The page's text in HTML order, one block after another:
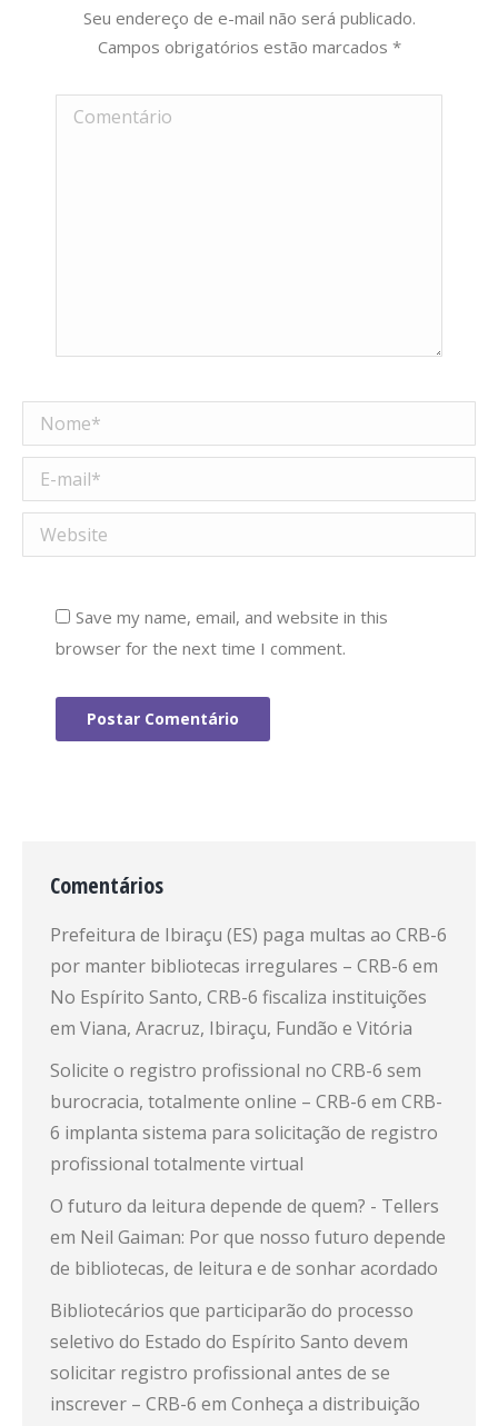
Seu endereço de e-mail não será publicado.
Campos obrigatórios estão marcados *
Comentário
Nome *
E-mail *
Website
Save my name, email, and website in this
browser for the next time I comment.
Postar Comentário
Comentários
Prefeitura de Ibiraçu (ES) paga multas ao CRB-6
por manter bibliotecas irregulares – CRB-6 em
No Espírito Santo, CRB-6 fiscaliza instituições
em Viana, Aracruz, Ibiraçu, Fundão e Vitória
Solicite o registro profissional no CRB-6 sem
burocracia, totalmente online – CRB-6 em CRB-
6 implanta sistema para solicitação de registro
profissional totalmente virtual
O futuro da leitura depende de quem? - Tellers
em Neil Gaiman: Por que nosso futuro depende
de bibliotecas, de leitura e de sonhar acordado
Bibliotecários que participarão do processo
seletivo do Estado do Espírito Santo devem
solicitar registro profissional antes de se
inscrever – CRB-6 em Conheça a distribuição